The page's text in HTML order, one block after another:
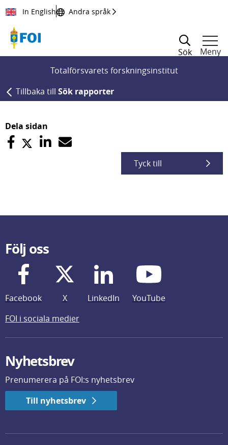
Till innehållet
In English Andra språk
Sök
Meny
Totalförsvarets forskningsinstitut
Tillbaka till Sök rapporter
Dela sidan
Tyck till
Följ oss
Facebook X LinkedIn
YouTube
FOI i sociala medier
Nyhetsbrev
Prenumerera på FOI:s nyhetsbrev
Till nyhetsbrev